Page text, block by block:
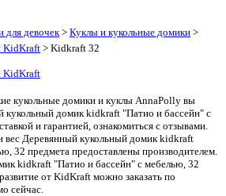
для девочек> Куклы и кукольные домики >
KidKraft > Kidkraft 32
KidKraft
кукольные домики и куклы AnnaPolly вы
кукольный домик kidkraft "Патио и бассейн" с
и гарантией, ознакомиться с отзывами.
вес Деревянный кукольный домик kidkraft
32 предмета предоставлены производителем.
kidkraft "Патио и бассейн" с мебелью, 32
от KidKraft можно заказать по
сейчас.